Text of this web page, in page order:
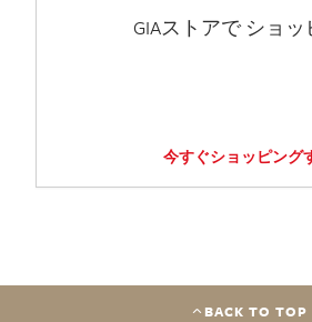
GIAストアで ショ
今すぐショッピング
BACK TO TOP